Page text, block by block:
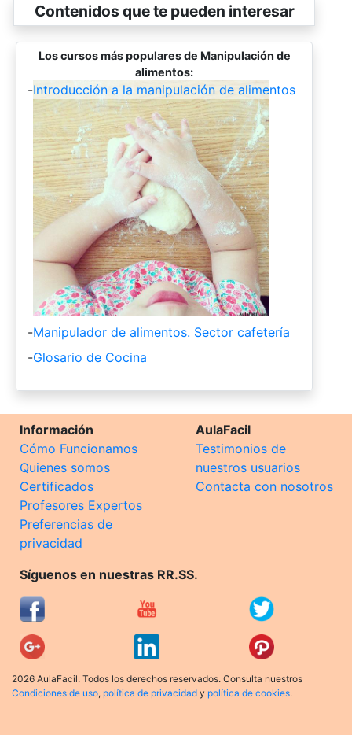
Contenidos que te pueden interesar
Los cursos más populares de Manipulación de
alimentos:
-Introducción a la manipulación de alimentos
-Manipulador de alimentos. Sector cafetería
-Glosario de Cocina
Información
Cómo Funcionamos
Quienes somos
Certificados
Profesores Expertos
Preferencias de
privacidad
AulaFacil
Testimonios de
nuestros usuarios
Contacta con nosotros
Síguenos en nuestras RR.SS.
2026 AulaFacil. Todos los derechos reservados. Consulta nuestros
Condiciones de uso, política de privacidad y política de cookies.